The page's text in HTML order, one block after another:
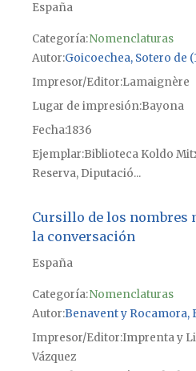
España
Categoría:Nomenclaturas
Autor Goicoechea, Sotero de
Impresor/Editor Lamaignère
Lugar de impresiónBayona
Fecha1836
Ejemplar Biblioteca Koldo
Reserva, Diputació...
Cursillo de los nombres
la conversación
España
Categoría:Nomenclaturas
Autor Benavent y Rocamora,
Impresor/Editor Imprenta y
Vázquez